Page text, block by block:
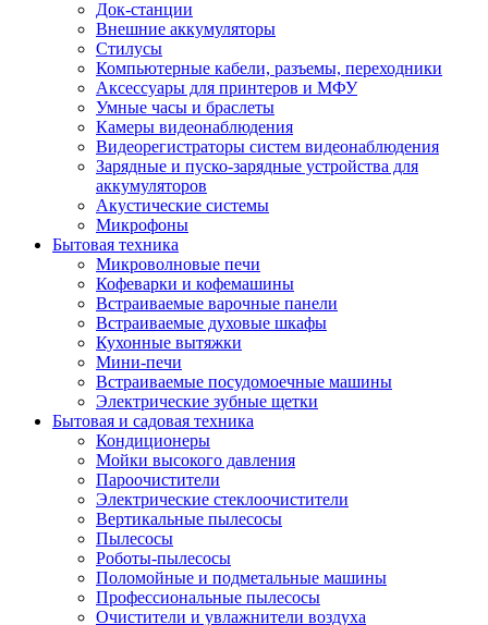
Док-станции
Внешние аккумуляторы
Стилусы
Компьютерные кабели, разъемы, переходники
Аксессуары для принтеров и МФУ
Умные часы и браслеты
Камеры видеонаблюдения
Видеорегистраторы систем видеонаблюдения
Зарядные и пуско-зарядные устройства для
аккумуляторов
Акустические системы
Микрофоны
Бытовая техника
Микроволновые печи
Кофеварки и кофемашины
Встраиваемые варочные панели
Встраиваемые духовые шкафы
Кухонные вытяжки
Мини-печи
Встраиваемые посудомоечные машины
Электрические зубные щетки
Бытовая и садовая техника
Кондиционеры
Мойки высокого давления
Пароочистители
Электрические стеклоочистители
Вертикальные пылесосы
Пылесосы
Роботы-пылесосы
Поломойные и подметальные машины
Профессиональные пылесосы
Очистители и увлажнители воздуха